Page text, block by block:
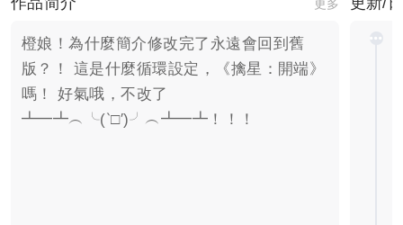
更多
橙娘！為什麼簡介修改完了永遠會回到舊
版？！ 這是什麼循環設定，《擒星：開端》
嗎！ 好氣哦，不改了
┻━┻︵╰(‵□′)╯︵┻━┻！！！